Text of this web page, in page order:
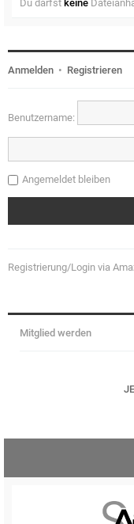
Du darfst keine
Anmelden • Registrieren
Benutzername:
Angemeldet bleiben
Registrierung/Login via
Mitglied werden